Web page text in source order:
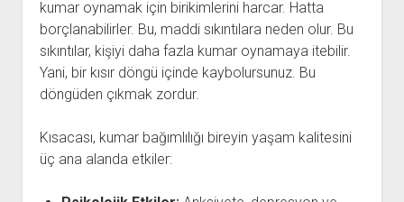
kumar oynamak için birikimlerini harcar. Hatta
borçlanabilirler. Bu, maddi sıkıntılara neden olur. Bu
sıkıntılar, kişiyi daha fazla kumar oynamaya itebilir.
Yani, bir kısır döngü içinde kaybolursunuz. Bu
döngüden çıkmak zordur.
Kısacası, kumar bağımlılığı bireyin yaşam kalitesini
üç ana alanda etkiler: